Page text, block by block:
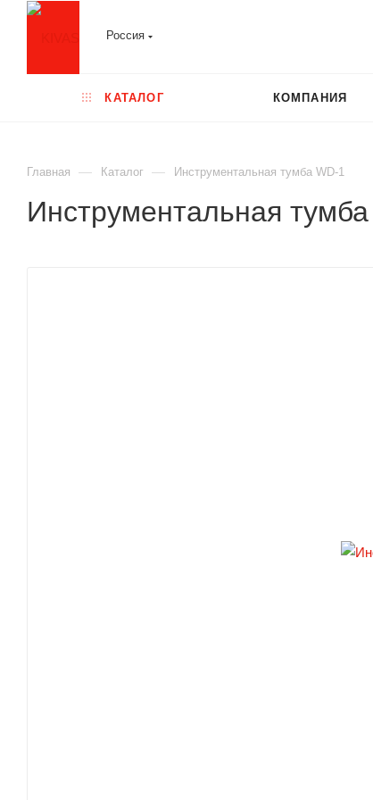
Россия
КАТАЛОГ КОМПАНИЯ
Главная — Каталог — Инструментальная тумба WD-1
Инструментальная